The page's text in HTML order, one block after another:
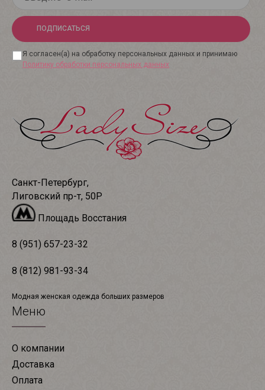
ПОДПИСАТЬСЯ
Я согласен(а) на обработку персональных данных и принимаю
Политику обработки персональных данных
Санкт-Петербург,
Лиговский пр-т, 50Р
Площадь Восстания
8 (951) 657-23-32
8 (812) 981-93-34
Модная женская одежда больших размеров
Меню
О компании
Доставка
Оплата